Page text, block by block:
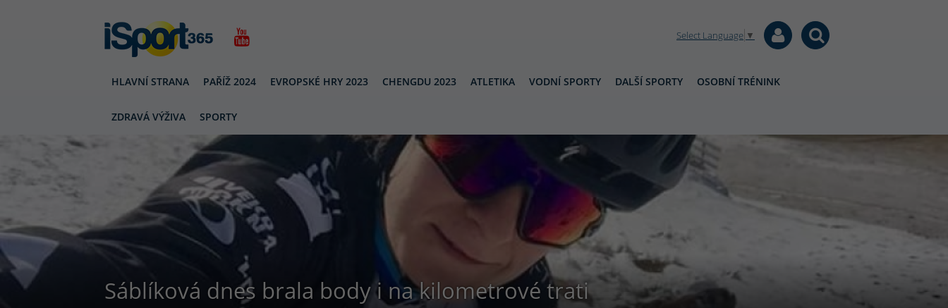
Select Language ▼
HLAVNÍ STRANA PAŘÍŽ 2024 EVROPSKÉ HRY 2023 CHENGDU 2023 ATLETIKA VODNÍ SPORTY DALŠÍ SPORTY OSOBNÍ TRÉNINK
ZDRAVÁ VÝŽIVA SPORTY
Sáblíková dnes brala body i na kilometrové trati